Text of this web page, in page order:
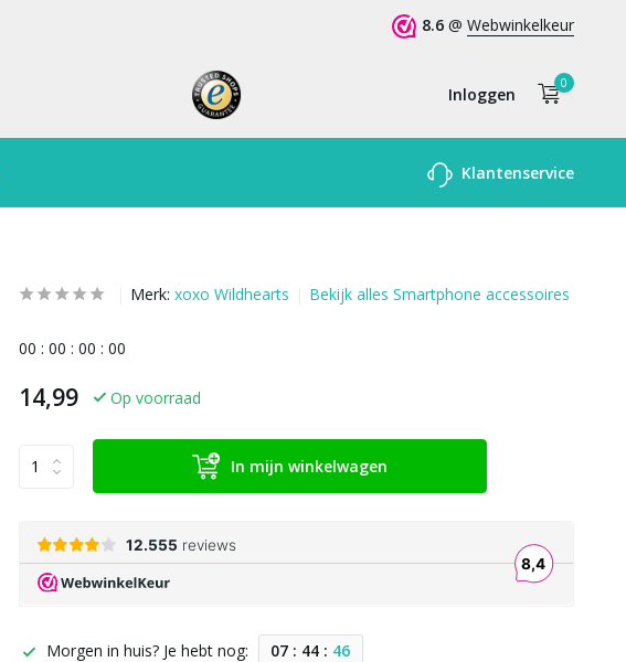
8.6 @ Webwinkelkeur
Inloggen
Account
0
Klantenservice
Merk: xoxo Wildhearts Bekijk alles Smartphone accessoires
00 : 00 : 00 : 00
14,99 Op voorraad
In mijn winkelwagen
Morgen in huis? Je hebt nog: 07 : 44 : 46